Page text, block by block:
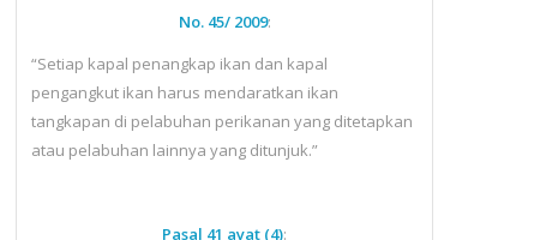
No. 45/ 2009:
“Setiap kapal penangkap ikan dan kapal
pengangkut ikan harus mendaratkan ikan
tangkapan di pelabuhan perikanan yang ditetapkan
atau pelabuhan lainnya yang ditunjuk.”
Pasal 41 ayat (4):